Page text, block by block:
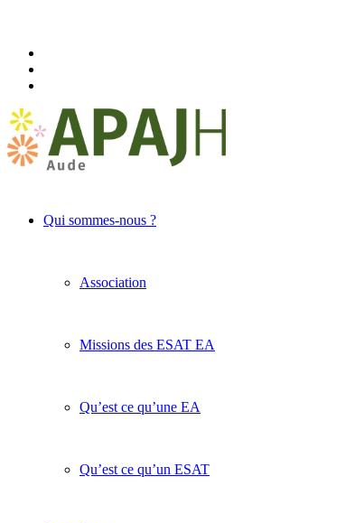
Qui sommes-nous ?
Association
Missions des ESAT EA
Qu’est ce qu’une EA
Qu’est ce qu’un ESAT